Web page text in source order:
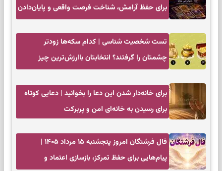
برای حفظ آرامش، شناخت فرصت واقعی و پایان‌دادن
تست شخصیت شناسی | کدام سکه‌ها زودتر
چشمتان را گرفتند؟ انتخابتان باارزش‌ترین چیز
برای خانه‌دار شدن این دعا را بخوانید | دعایی کوتاه
برای رسیدن به خانه‌ای امن و پربرکت
فال فرشتگان امروز پنجشنبه ۱۵ مرداد ۱۴۰۵ |
پیام‌هایی برای حفظ تمرکز، بازسازی اعتماد و